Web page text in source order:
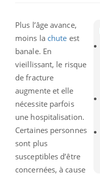
Plus l’âge avance,
moins la chute est
banale. En
vieillissant, le risque
de fracture
augmente et elle
nécessite parfois
une hospitalisation.
Certaines personnes
sont plus
susceptibles d’être
concernées, à cause